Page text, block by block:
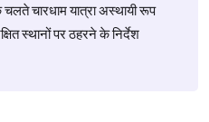
चारधाम यात्रा अस्थायी रूप
स्थानों पर ठहरने के निर्देश